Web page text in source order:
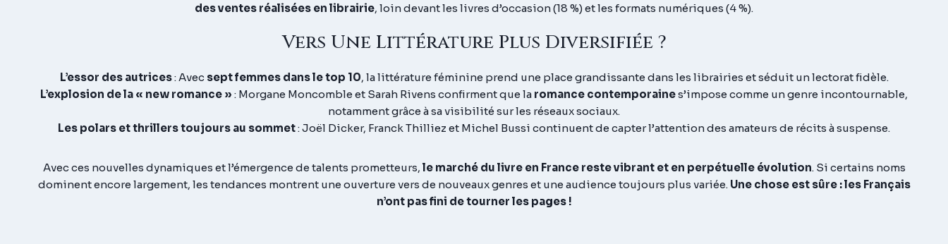
des ventes réalisées en librairie, loin devant les livres d’occasion (18 %) et les formats numériques (4 %).
Vers Une Littérature Plus Diversifiée ?
L’essor des autrices: Avec sept femmes dans le top 10, la littérature féminine prend une place grandissante dans les librairies et séduit un lectorat fidèle.
L’explosion de la « new romance » : Morgane Moncomble et Sarah Rivens confirment que la romance contemporaines’impose comme un genre incontournable,
notamment grâce à sa visibilité sur les réseaux sociaux.
Les polars et thrillers toujours au sommet: Joël Dicker, Franck Thilliez et Michel Bussi continuent de capter l’attention des amateurs de récits à suspense.
Avec ces nouvelles dynamiques et l’émergence de talents prometteurs, le marché du livre en France reste vibrant et en perpétuelle évolution. Si certains noms
dominent encore largement, les tendances montrent une ouverture vers de nouveaux genres et une audience toujours plus variée. Une chose est sûre : les Français
n’ont pas fini de tourner les pages !